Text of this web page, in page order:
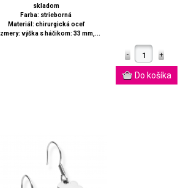
skladom
Farba: strieborná
Materiál: chirurgická oceľ
výška s háčikom: 33 mm,...